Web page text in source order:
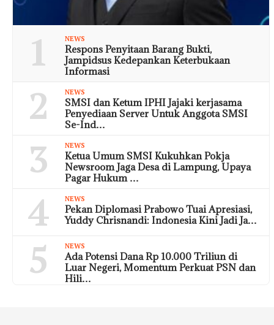
1 NEWS
Respons Penyitaan Barang Bukti,
Jampidsus Kedepankan Keterbukaan
Informasi
2 NEWS
SMSI dan Ketum IPHI Jajaki kerjasama
Penyediaan Server Untuk Anggota SMSI
Se-Ind…
3 NEWS
Ketua Umum SMSI Kukuhkan Pokja
Newsroom Jaga Desa di Lampung, Upaya
Pagar Hukum …
4 NEWS
Pekan Diplomasi Prabowo Tuai Apresiasi,
Yuddy Chrisnandi: Indonesia Kini Jadi Ja…
5 NEWS
Ada Potensi Dana Rp 10.000 Triliun di
Luar Negeri, Momentum Perkuat PSN dan
Hili…